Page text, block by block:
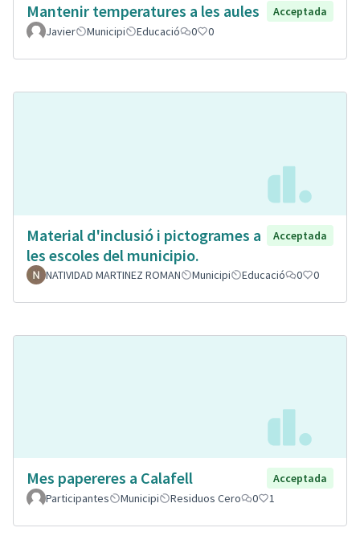
Mantenir temperatures a les aules
Acceptada
Javier
Municipi Educació 0 0
Material d'inclusió i pictogrames a
les escoles del municipio.
Acceptada
NATIVIDAD MARTINEZ ROMAN Municipi Educació 0 0
Mes papereres a Calafell
Acceptada
Participantes
Municipi Residuos Cero 0 1